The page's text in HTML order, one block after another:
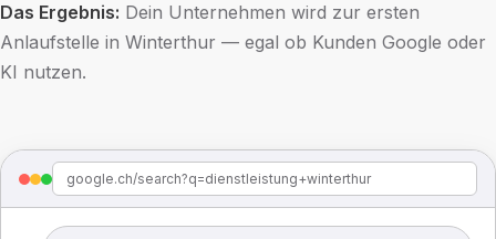
Das Ergebnis: Dein Unternehmen wird zur ersten
Anlaufstelle in Winterthur — egal ob Kunden Google oder
KI nutzen.
google.ch/search?q=dienstleistung+winterthur